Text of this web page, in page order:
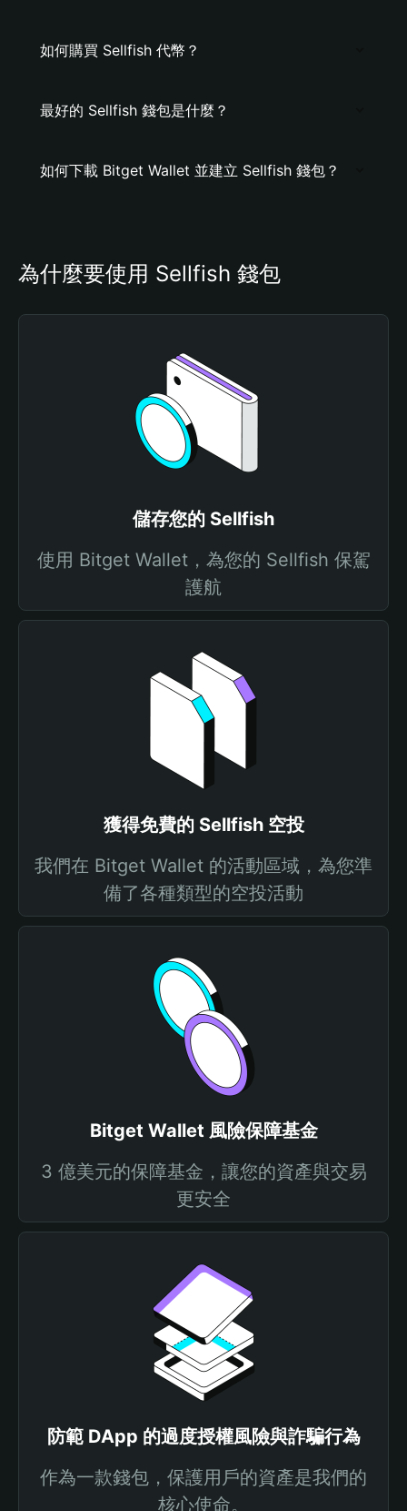
如何購買 Sellfish 代幣？
最好的 Sellfish 錢包是什麼？
如何下載 Bitget Wallet 並建立 Sellfish 錢包？
為什麼要使用 Sellfish 錢包
儲存您的 Sellfish
使用 Bitget Wallet，為您的 Sellfish 保駕
護航
獲得免費的 Sellfish 空投
我們在 Bitget Wallet 的活動區域，為您準
備了各種類型的空投活動
Bitget Wallet 風險保障基金
3 億美元的保障基金，讓您的資產與交易
更安全
防範 DApp 的過度授權風險與詐騙行為
作為一款錢包，保護用戶的資產是我們的
核心使命。